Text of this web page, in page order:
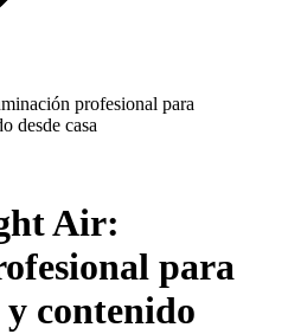
profesional para
desde casa
Air:
para
contenido